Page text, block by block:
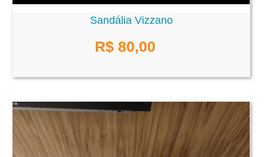
Sandália Vizzano
R$ 80,00